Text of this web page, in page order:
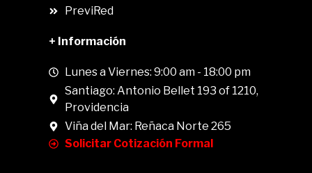
PreviRed
+ Información
Lunes a Viernes: 9:00 am - 18:00 pm
Santiago: Antonio Bellet 193 of 1210,
Providencia
Viña del Mar: Reñaca Norte 265
Solicitar Cotización Formal